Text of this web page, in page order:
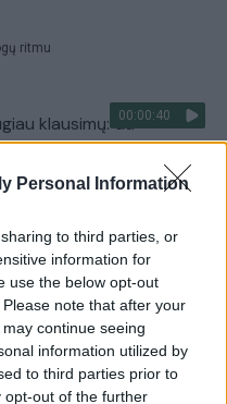
Personal Information
to third parties, or
information for
use the below opt-out
note that after your
continue seeing
information utilized by
to third parties prior to
opt-out of the further
ritmu
00:00:40
klausimų: du